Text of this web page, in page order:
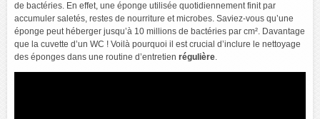
de bactéries. En effet, une éponge utilisée quotidiennement finit par
accumuler saletés, restes de nourriture et microbes. Saviez-vous qu’une
éponge peut héberger jusqu’à 10 millions de bactéries par cm². Davantage
que la cuvette d’un WC ! Voilà pourquoi il est crucial d’inclure le nettoyage
des éponges dans une routine d’entretien régulière.